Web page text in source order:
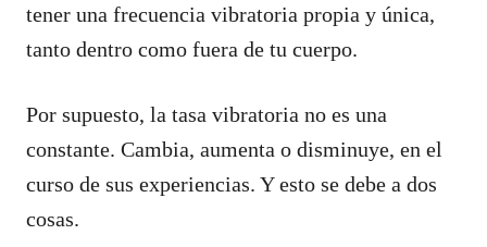
tener una frecuencia vibratoria propia y única,
tanto dentro como fuera de tu cuerpo.
Por supuesto, la tasa vibratoria no es una
constante. Cambia, aumenta o disminuye, en el
curso de sus experiencias. Y esto se debe a dos
cosas.